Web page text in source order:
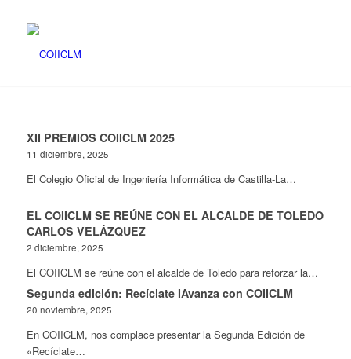
XII PREMIOS COIICLM 2025
11 diciembre, 2025
El Colegio Oficial de Ingeniería Informática de Castilla-La…
EL COIICLM SE REÚNE CON EL ALCALDE DE TOLEDO
CARLOS VELÁZQUEZ
2 diciembre, 2025
El COIICLM se reúne con el alcalde de Toledo para reforzar la…
Segunda edición: Recíclate IAvanza con COIICLM
20 noviembre, 2025
En COIICLM, nos complace presentar la Segunda Edición de
«Recíclate…